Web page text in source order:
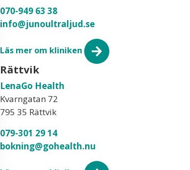
070-949 63 38
info@junoultraljud.se
Läs mer om kliniken
Rättvik
LenaGo Health
Kvarngatan 72
795 35 Rättvik
079-301 29 14
bokning@gohealth.nu